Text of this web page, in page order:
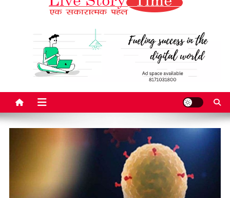
Live Story Time